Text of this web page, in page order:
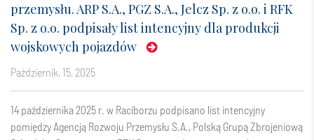
przemysłu. ARP S.A., PGZ S.A., Jelcz Sp. z o.o. i RFK
Sp. z o.o. podpisały list intencyjny dla produkcji
wojskowych pojazdów
październik, 15, 2025
14 października 2025 r. w Raciborzu podpisano list intencyjny
pomiędzy Agencją Rozwoju Przemysłu S.A., Polską Grupą Zbrojeniową